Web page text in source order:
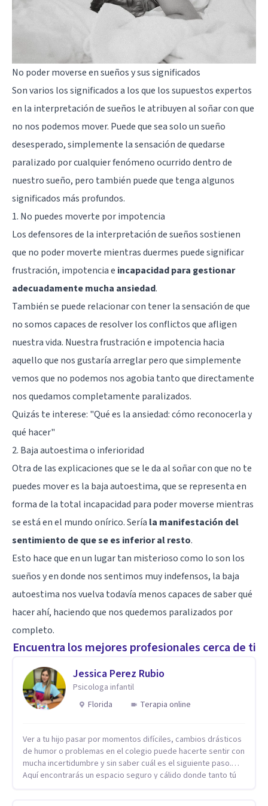
No poder moverse en sueños y sus significados
Son varios los significados a los que los supuestos expertos
en la interpretación de sueños le atribuyen al soñar con que
no nos podemos mover. Puede que sea solo un sueño
desesperado, simplemente la sensación de quedarse
paralizado por cualquier fenómeno ocurrido dentro de
nuestro sueño, pero también puede que tenga algunos
significados más profundos.
1. No puedes moverte por impotencia
Los defensores de la interpretación de sueños sostienen
que no poder moverte mientras duermes puede significar
frustración, impotencia e incapacidad para gestionar
adecuadamente mucha ansiedad.
También se puede relacionar con tener la sensación de que
no somos capaces de resolver los conflictos que afligen
nuestra vida. Nuestra frustración e impotencia hacia
aquello que nos gustaría arreglar pero que simplemente
vemos que no podemos nos agobia tanto que directamente
nos quedamos completamente paralizados.
Quizás te interese: "Qué es la ansiedad: cómo reconocerla y
qué hacer"
2. Baja autoestima o inferioridad
Otra de las explicaciones que se le da al soñar con que no te
puedes mover es la baja autoestima, que se representa en
forma de la total incapacidad para poder moverse mientras
se está en el mundo onírico. Sería la manifestación del
sentimiento de que se es inferior al resto.
Esto hace que en un lugar tan misterioso como lo son los
sueños y en donde nos sentimos muy indefensos, la baja
autoestima nos vuelva todavía menos capaces de saber qué
hacer ahí, haciendo que nos quedemos paralizados por
completo.
Encuentra los mejores profesionales cerca de ti
Jessica Perez Rubio
Psicologa infantil
Florida
Terapia online
Ver a tu hijo pasar por momentos difíciles, cambios drásticos
de humor o problemas en el colegio puede hacerte sentir con
mucha incertidumbre y sin saber cuál es el siguiente paso.
Aquí encontrarás un espacio seguro y cálido donde tanto tú